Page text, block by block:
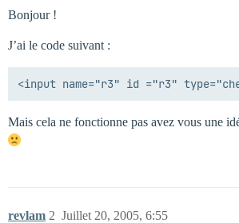
Bonjour !
J’ai le code suivant :
Mais cela ne fonctionne pas avez vous une
revlam Juillet 20, 2005, 6:55
2